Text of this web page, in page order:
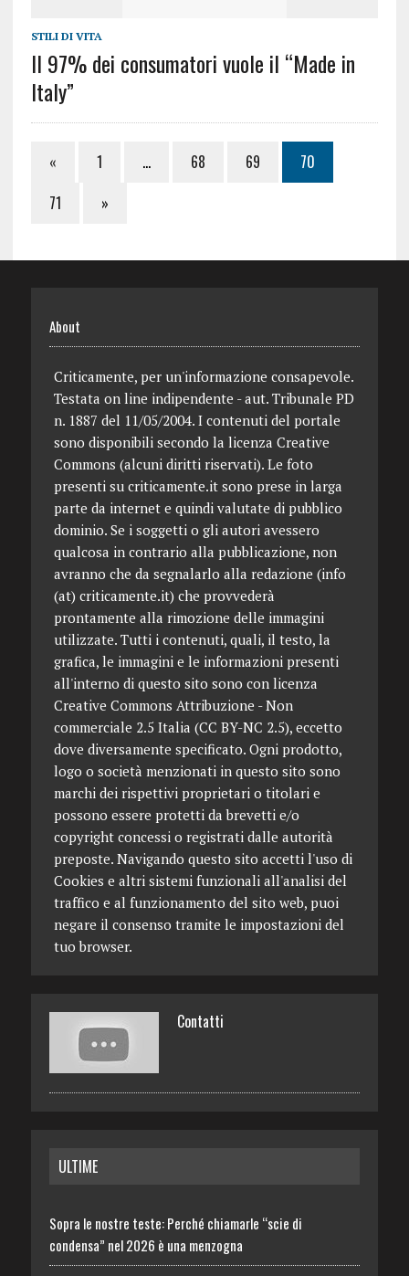
STILI DI VITA
Il 97% dei consumatori vuole il “Made in
Italy”
« 1 … 68 69
70
71
»
About
Criticamente, per un'informazione consapevole.
Testata on line indipendente - aut. Tribunale PD
n. 1887 del 11/05/2004. I contenuti del portale
sono disponibili secondo la licenza Creative
Commons (alcuni diritti riservati). Le foto
presenti su criticamente.it sono prese in larga
parte da internet e quindi valutate di pubblico
dominio. Se i soggetti o gli autori avessero
qualcosa in contrario alla pubblicazione, non
avranno che da segnalarlo alla redazione (info
(at) criticamente.it) che provvederà
prontamente alla rimozione delle immagini
utilizzate. Tutti i contenuti, quali, il testo, la
grafica, le immagini e le informazioni presenti
all'interno di questo sito sono con licenza
Creative Commons Attribuzione - Non
commerciale 2.5 Italia (CC BY-NC 2.5), eccetto
dove diversamente specificato. Ogni prodotto,
logo o società menzionati in questo sito sono
marchi dei rispettivi proprietari o titolari e
possono essere protetti da brevetti e/o
copyright concessi o registrati dalle autorità
preposte. Navigando questo sito accetti l'uso di
Cookies e altri sistemi funzionali all'analisi del
traffico e al funzionamento del sito web, puoi
negare il consenso tramite le impostazioni del
tuo browser.
Contatti
ULTIME
Sopra le nostre teste: Perché chiamarle “scie di
condensa” nel 2026 è una menzogna